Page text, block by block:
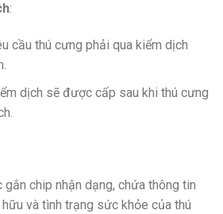
:
cầu thú cưng phải qua kiểm dịch
dịch sẽ được cấp sau khi thú cưng
chip nhận dạng, chứa thông tin
và tình trạng sức khỏe của thú